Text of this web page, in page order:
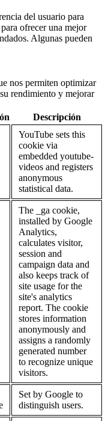
del usuario para
ofrecer una mejor
Algunas pueden
nos permiten optimizar
rendimiento y mejorar
Descripción
YouTube sets this
cookie via
embedded youtube-
videos and registers
anonymous
statistical data.
The _ga cookie,
installed by Google
Analytics,
calculates visitor,
session and
campaign data and
also keeps track of
site usage for the
site's analytics
report. The cookie
stores information
anonymously and
assigns a randomly
generated number
to recognize unique
visitors.
Set by Google to
distinguish users.